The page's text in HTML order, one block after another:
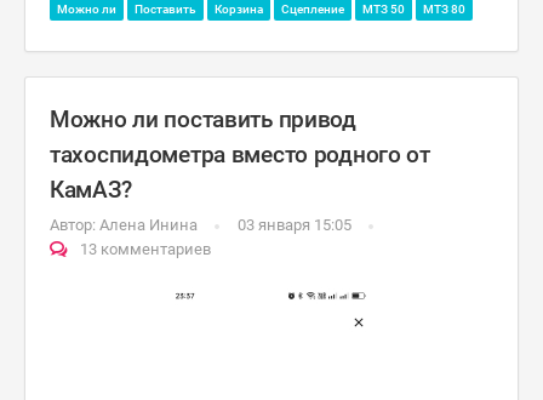
Можно ли Поставить Корзина Сцепление МТЗ 50 МТЗ 80
Можно ли поставить привод
тахоспидометра вместо родного от
КамАЗ?
Автор: Алена Инина
03 января 15:05
13 комментариев